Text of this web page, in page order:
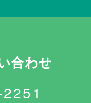
合わせ